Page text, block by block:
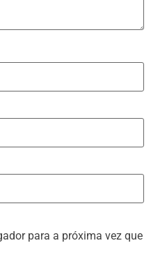
para a próxima vez que